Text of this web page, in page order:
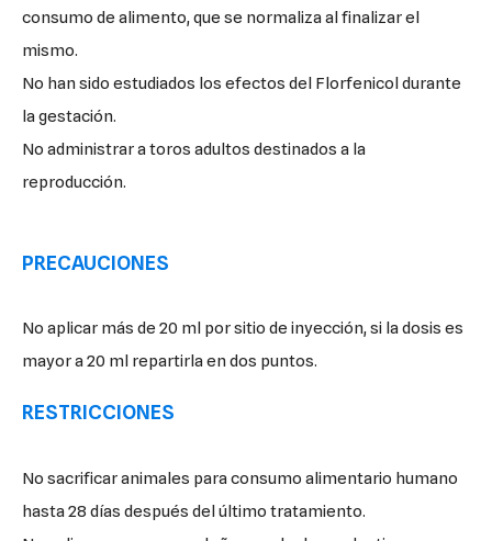
consumo de alimento, que se normaliza al finalizar el
mismo.
No han sido estudiados los efectos del Florfenicol durante
la gestación.
No administrar a toros adultos destinados a la
reproducción.
PRECAUCIONES
No aplicar más de 20 ml por sitio de inyección, si la dosis es
mayor a 20 ml repartirla en dos puntos.
RESTRICCIONES
No sacrificar animales para consumo alimentario humano
hasta 28 días después del último tratamiento.